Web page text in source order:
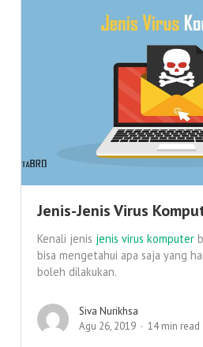
Jenis-Jenis Virus
Kenali jenis jenis virus komputer
bisa mengetahui apa saja yang
boleh dilakukan.
Siva Nurikhsa
Agu 26, 2019
14 min read